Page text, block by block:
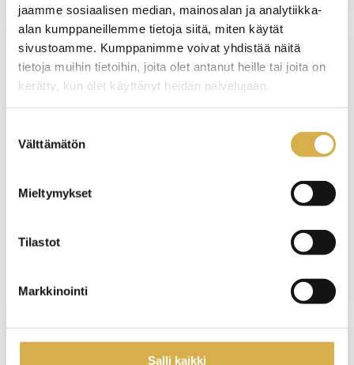
jaamme sosiaalisen median, mainosalan ja analytiikka-
alan kumppaneillemme tietoja siitä, miten käytät
sivustoamme. Kumppanimme voivat yhdistää näitä
tietoja muihin tietoihin, joita olet antanut heille tai joita on
kerätty, kun olet käyttänyt heidän palvelujaan.
valinta
Välttämätön
Mieltymykset
Tilastot
Markkinointi
Salli kaikki
VERKKOTOTEUTUS
isännöitsijätaitojasi
8.6.2027
VIIMEINEN ILMOITTAUTUMISPÄIVÄ